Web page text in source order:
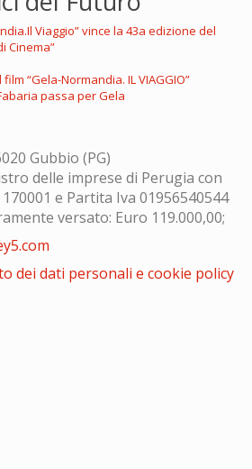
Viaggio” vince la 43a edizione del
Cinema”
“Gela-Normandia. IL VIAGGIO”
passa per Gela
Gubbio (PG)
delle imprese di Perugia con
e Partita Iva 01956540544
versato: Euro 119.000,00;
dei dati personali e cookie policy